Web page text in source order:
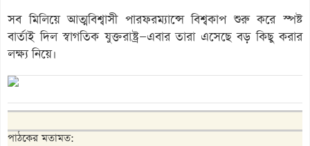
সব মিলিয়ে আত্মবিশ্বাসী পারফরম্যান্সে বিশ্বকাপ শুরু করে স্পষ্ট
বার্তাই দিল স্বাগতিক যুক্তরাষ্ট্র—এবার তারা এসেছে বড় কিছু করার
লক্ষ্য নিয়ে।
পাঠকের মতামত: